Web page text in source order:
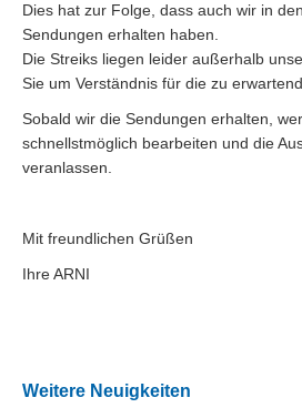
Dies hat zur Folge, dass auch wir in
Sendungen erhalten haben.
Die Streiks liegen leider außerhalb
Sie um Verständnis für die zu
Sobald wir die Sendungen erhalten,
schnellstmöglich bearbeiten und die
veranlassen.
Mit freundlichen Grüßen
Ihre ARNI
Weitere Neuigkeiten